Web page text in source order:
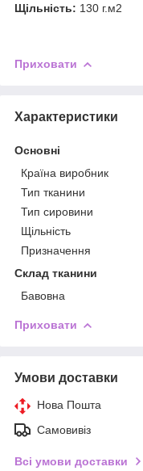
Щільність: 130 г.м2
Приховати
Характеристики
Основні
Країна виробник
Тип тканини
Тип сировини
Щільність
Призначення
Склад тканини
Бавовна
Приховати
Умови доставки
Нова Пошта
Самовивіз
Всі умови доставки